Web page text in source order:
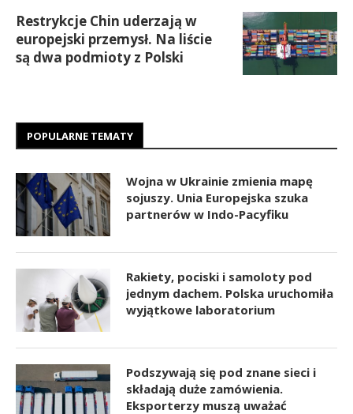
Restrykcje Chin uderzają w
europejski przemysł. Na liście
są dwa podmioty z Polski
POPULARNE TEMATY
Wojna w Ukrainie zmienia mapę
sojuszy. Unia Europejska szuka
partnerów w Indo-Pacyfiku
Rakiety, pociski i samoloty pod
jednym dachem. Polska uruchomiła
wyjątkowe laboratorium
Podszywają się pod znane sieci i
składają duże zamówienia.
Eksporterzy muszą uważać